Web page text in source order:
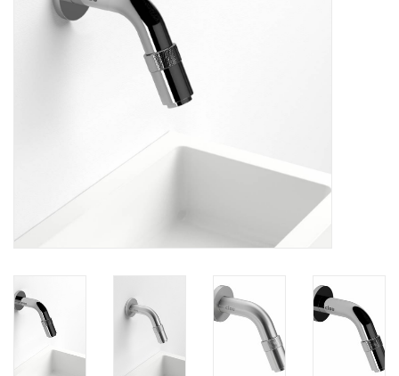
Kranen & afvoeren
reserveonderdelen